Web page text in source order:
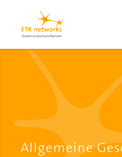
Allgemeine